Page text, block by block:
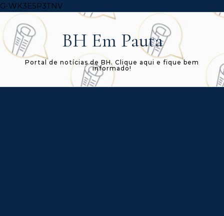
G-WK3E5P3TNVSkip to content
BH Em Pauta
Portal de notícias de BH. Clique aqui e fique bem
informado!